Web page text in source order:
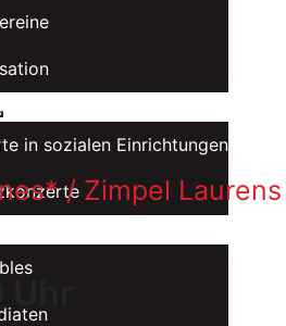
in sozialen Einrichtungen
/ Zimpel